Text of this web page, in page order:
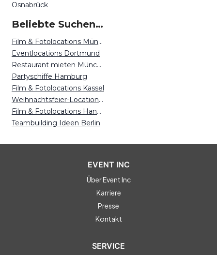
Osnabrück
Beliebte Suchen auf Event Inc
Film & Fotolocations München
Eventlocations Dortmund
Restaurant mieten München
Partyschiffe Hamburg
Film & Fotolocations Kassel
Weihnachtsfeier-Locations Hannover
Film & Fotolocations Hannover
Teambuilding Ideen Berlin
EVENT INC
Über Event Inc
Karriere
Presse
Kontakt
SERVICE